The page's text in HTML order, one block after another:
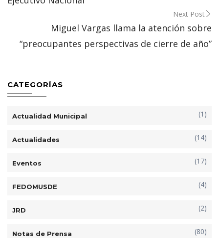
Next Post
Miguel Vargas llama la atención sobre
“preocupantes perspectivas de cierre de año”
CATEGORÍAS
Actualidad Municipal (1)
Actualidades (14)
Eventos (17)
FEDOMUSDE (4)
JRD (2)
Notas de Prensa (80)